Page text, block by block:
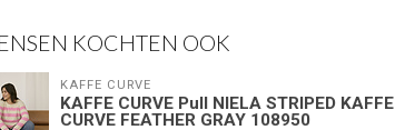
KOCHTEN OOK
KAFFE CURVE
KAFFE CURVE Pull NIELA STRIPED KAFFE
CURVE FEATHER GRAY 108950